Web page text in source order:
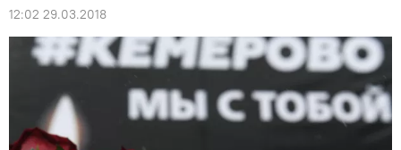
12:02 29.03.2018